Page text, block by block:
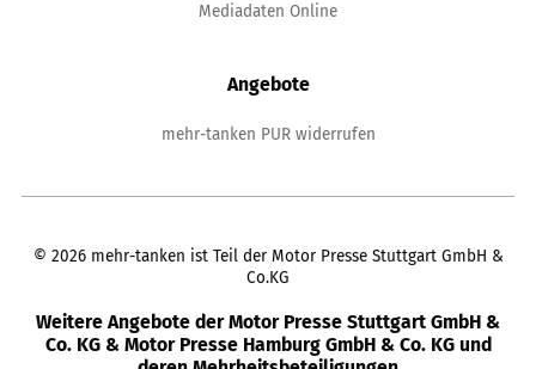
Mediadaten Online
Angebote
mehr-tanken PUR widerrufen
© 2026 mehr-tanken ist Teil der Motor Presse Stuttgart GmbH &
Co.KG
Weitere Angebote der Motor Presse Stuttgart GmbH &
Co. KG & Motor Presse Hamburg GmbH & Co. KG und